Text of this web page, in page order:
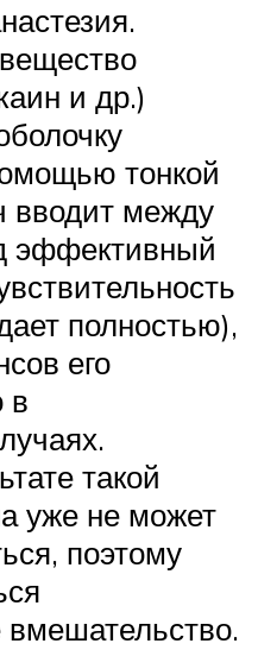
и др.)
тонкой
вводит между
эффективный
полностью),
его
в
такой
уже не может
поэтому